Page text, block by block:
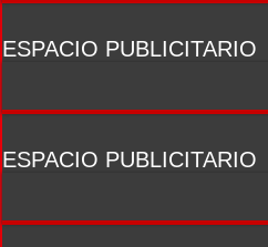
ESPACIO PUBLICITARIO
ESPACIO PUBLICITARIO